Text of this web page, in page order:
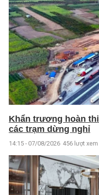
Khẩn trương hoàn
các trạm dừng nghỉ
14:15 - 07/08/2026 456 lượt xem